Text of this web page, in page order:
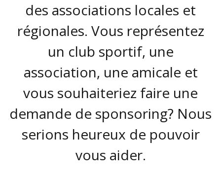
des associations locales et
régionales. Vous représentez
un club sportif, une
association, une amicale et
vous souhaiteriez faire une
demande de sponsoring? Nous
serions heureux de pouvoir
vous aider.